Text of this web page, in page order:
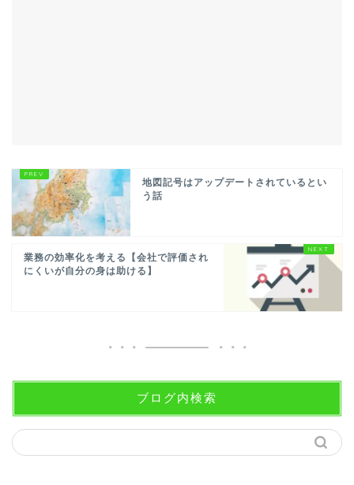
地図記号はアップデートされているとい
う話
業務の効率化を考える【会社で評価され
にくいが自分の身は助ける】
ブログ内検索